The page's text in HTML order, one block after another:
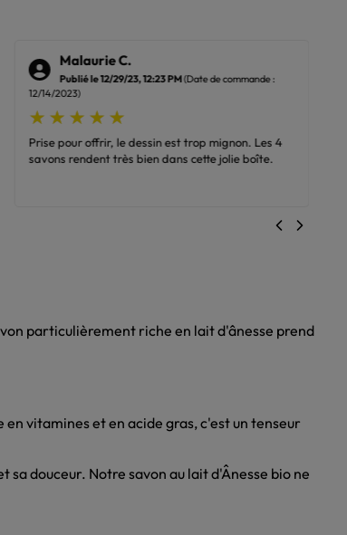
Malaurie C.
Publié le 12/29/23, 12:23 PM (Date de commande :
12/14/2023)
Prise pour offrir, le dessin est trop mignon. Les 4
savons rendent très bien dans cette jolie boîte.
particulièrement riche en lait d'ânesse prend
vitamines et en acide gras, c'est un tenseur
douceur. Notre savon au lait d'Ânesse bio ne